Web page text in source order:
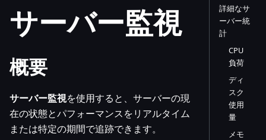
サーバー監視
概要
サーバー監視を使用すると、サーバーの現
在の状態とパフォーマンスをリアルタイム
または特定の期間で追跡できます。
詳細なサ
ーバー統
計
CPU
負荷
ディ
スク
使用
量
メモ